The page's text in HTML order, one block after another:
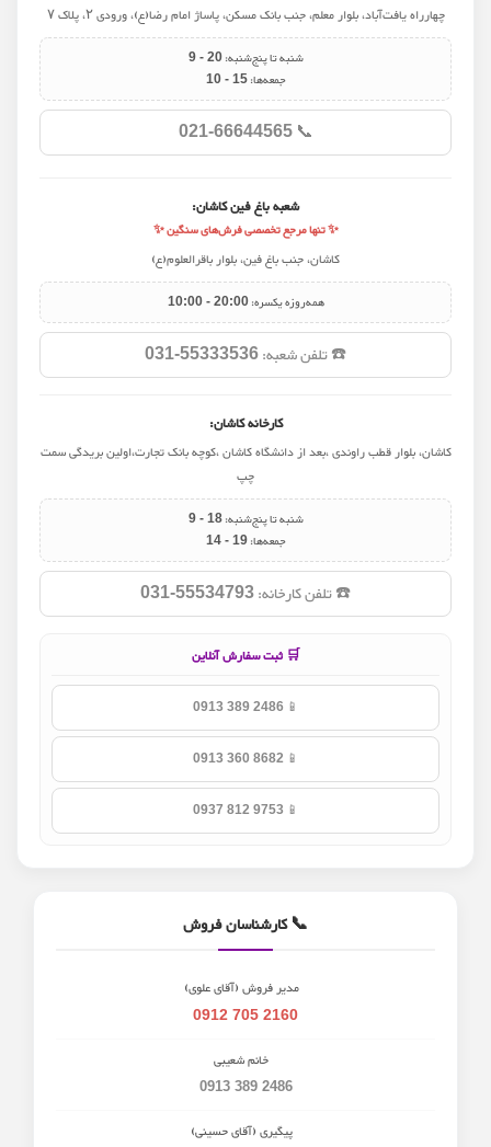
چهارراه یافت‌آباد، بلوار معلم، جنب بانک مسکن، پاساژ امام رضا(ع)، ورودی ۲، پلاک ۷
شنبه تا پنج‌شنبه:9 - 20
جمعه‌ها:10 - 15
📞
021-66644565
شعبه باغ فین کاشان:
✨ تنها مرجع تخصصی فرش‌های سنگین ✨
کاشان، جنب باغ فین، بلوار باقرالعلوم(ع)
همه‌روزه یکسره:10:00 - 20:00
☎️ تلفن شعبه: 031-55333536
کارخانه کاشان:
کاشان، بلوار قطب راوندی ،بعد از دانشگاه کاشان ،کوچه بانک تجارت،اولین بریدگی سمت
چپ
شنبه تا پنج‌شنبه:9 - 18
جمعه‌ها:14 - 19
☎️ تلفن کارخانه: 031-55534793
🛒 ثبت سفارش آنلاین
📱
0913 389 2486
📱
0913 360 8682
📱
0937 812 9753
📞 کارشناسان فروش
مدیر فروش (آقای علوی)
0912 705 2160
خانم شعیبی
0913 389 2486
پیگیری (آقای حسینی)